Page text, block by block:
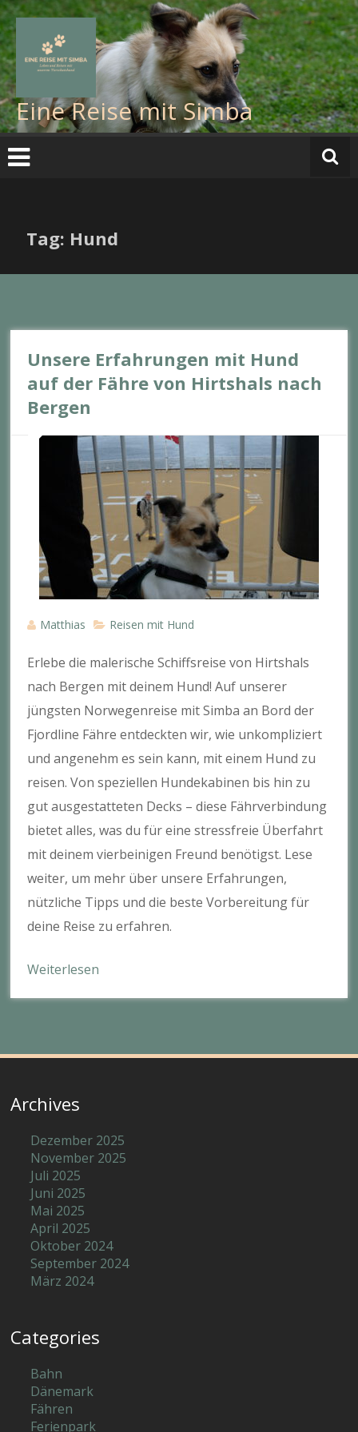
Zum
Inhalt
springen
Eine Reise mit Simba
Tag: Hund
Unsere Erfahrungen mit Hund
auf der Fähre von Hirtshals nach
Bergen
Matthias Reisen mit Hund
Erlebe die malerische Schiffsreise von Hirtshals
nach Bergen mit deinem Hund! Auf unserer
jüngsten Norwegenreise mit Simba an Bord der
Fjordline Fähre entdeckten wir, wie unkompliziert
und angenehm es sein kann, mit einem Hund zu
reisen. Von speziellen Hundekabinen bis hin zu
gut ausgestatteten Decks – diese Fährverbindung
bietet alles, was du für eine stressfreie Überfahrt
mit deinem vierbeinigen Freund benötigst. Lese
weiter, um mehr über unsere Erfahrungen,
nützliche Tipps und die beste Vorbereitung für
deine Reise zu erfahren.
Weiterlesen
Archives
Dezember 2025
November 2025
Juli 2025
Juni 2025
Mai 2025
April 2025
Oktober 2024
September 2024
März 2024
Categories
Bahn
Dänemark
Fähren
Ferienpark